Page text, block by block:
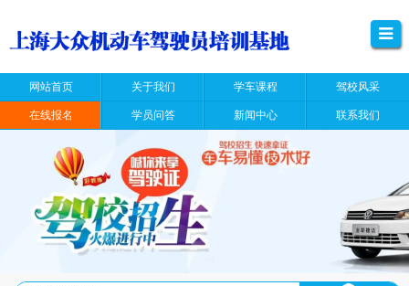
网站首页 关于我们 学车课程 驾校风采
在线报名 学员问答 新闻中心 联系我们